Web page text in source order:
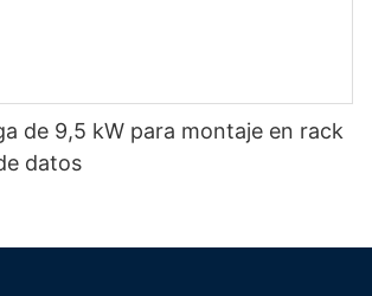
de 9,5 kW para montaje en rack
datos